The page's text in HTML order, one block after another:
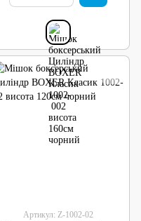
Артикул: Z-1002-02